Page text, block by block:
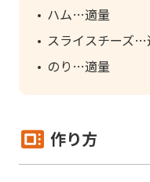
ハム
適量
スライスチーズ
のり
適量
作り方